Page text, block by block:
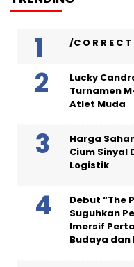
/C O R R E C
Lucky
Turnamen
Atlet Muda
Harga
Cium Sinyal
Logistik
Debut “The
Suguhkan
Imersif
Budaya